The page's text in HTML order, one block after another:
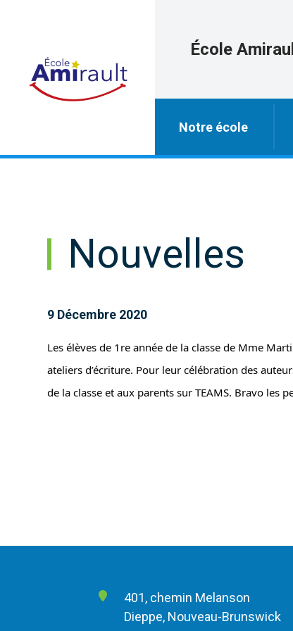
École
Notre école
Nouvelles
9 Décembre 2020
Les élèves de 1re année de la classe de Mme
ateliers d’écriture. Pour leur célébration des
de la classe et aux parents sur TEAMS. Bravo les
401, chemin Melanson
Dieppe, Nouveau-Brunswick